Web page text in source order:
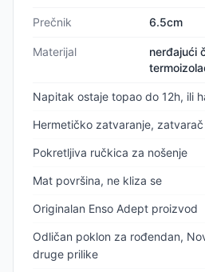
Prečnik 6.5cm
Materijal
nerđajući
Napitak ostaje topao do 12h, ili
Hermetičko zatvaranje, zatvarač
Pokretljiva ručkica za nošenje
Mat površina, ne kliza se
Originalan Enso Adept proizvod
Odličan poklon za rođendan,
druge prilike